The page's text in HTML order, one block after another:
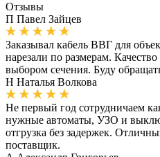
Отзывы
П Павел Зайцев
Заказывал кабель ВВГ для
нарезали по размерам.
выбором сечения. Буду
Н Наталья Волкова
Не первый год сотрудничаем
нужные автоматы, УЗО и
отгрузка без задержек.
поставщик.